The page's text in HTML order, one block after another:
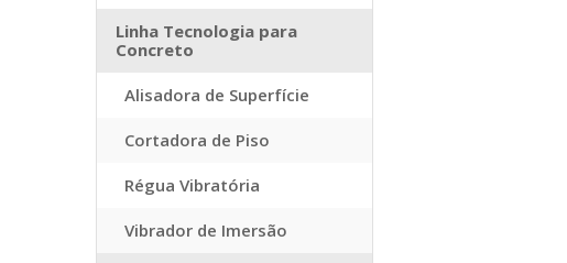
Linha Tecnologia para
Concreto
Alisadora de Superfície
Cortadora de Piso
Régua Vibratória
Vibrador de Imersão